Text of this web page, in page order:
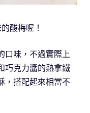
酸梅喔！
口味，不過實際上
巧克力醬的熱拿鐵
，搭配起來相當不